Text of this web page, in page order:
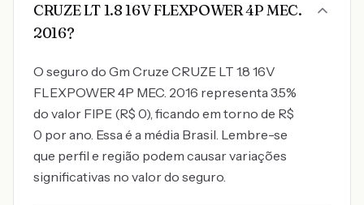
CRUZE LT 1.8 16V FLEXPOWER 4P MEC.
2016?
O seguro do Gm Cruze CRUZE LT 1.8 16V
FLEXPOWER 4P MEC. 2016 representa 3.5%
do valor FIPE (R$ 0), ficando em torno de R$
0 por ano. Essa é a média Brasil. Lembre-se
que perfil e região podem causar variações
significativas no valor do seguro.